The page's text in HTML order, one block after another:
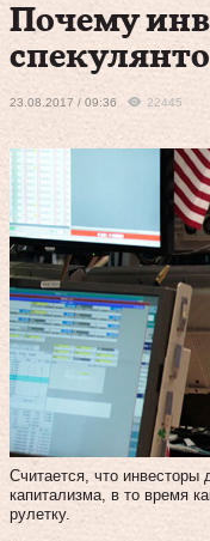
­Почему
23.08.2017 / 09:36 22445
Считается, что
капитализма, в то время
рулетку.